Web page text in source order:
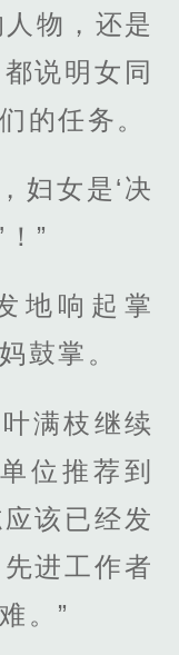
物，还是
说明女同
的任务。
妇女是‘决
”
地响起掌
鼓掌。
满枝继续
位推荐到
该已经发
进工作者
。”